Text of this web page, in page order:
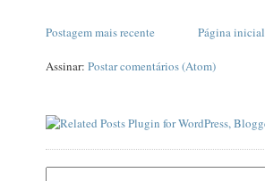
Postagem mais recente Página inicial
Assinar: Postar comentários (Atom)